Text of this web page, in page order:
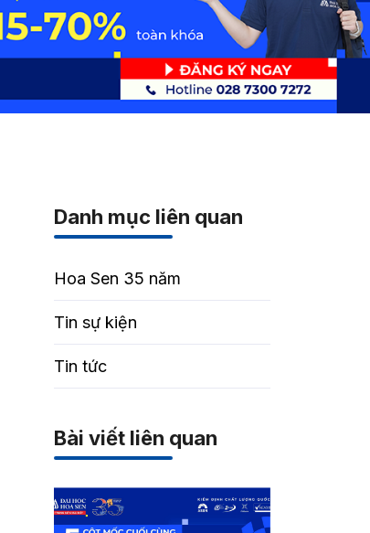
Danh mục liên quan
Hoa Sen 35 năm
Tin sự kiện
Tin tức
Bài viết liên quan